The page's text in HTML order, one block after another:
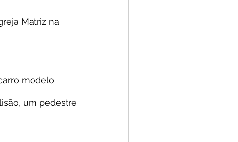
Matriz na
modelo
um pedestre